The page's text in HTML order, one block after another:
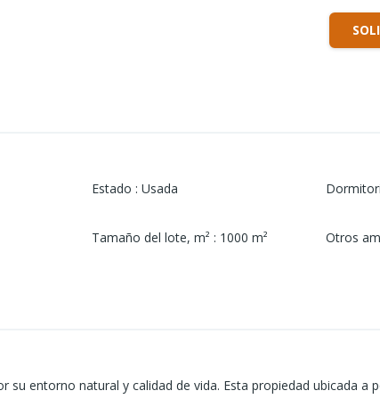
Estado : Usada
Tamaño del lote, m² : 1000 m² Otros
entorno natural y calidad de vida. Esta propiedad ubicada a